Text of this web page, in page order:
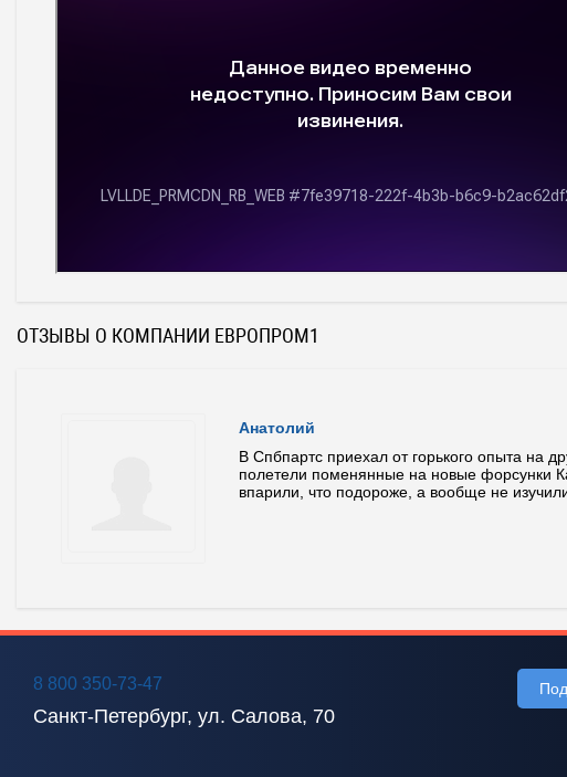
ОТЗЫВЫ О КОМПАНИИ ЕВРОПРОМ1
Анатолий
В Спбпартс приехал от горького опыта на
полетели поменянные на новые форсунки
впарили, что подороже, а вообще не
8 800 350-73-47
Санкт-Петербург, ул. Салова, 70